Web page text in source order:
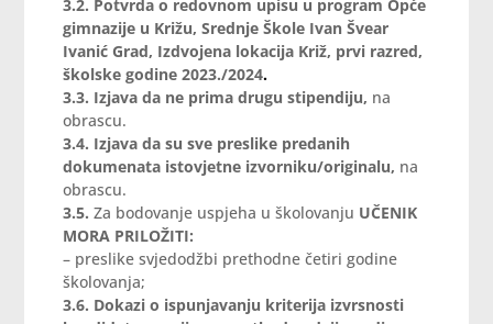
3.2. Potvrda o redovnom upisu u program Opće
gimnazije u Križu, Srednje Škole Ivan Švear
Ivanić Grad, Izdvojena lokacija Križ, prvi razred,
školske godine 2023./2024.
3.3. Izjava da ne prima drugu stipendiju, na
obrascu.
3.4. Izjava da su sve preslike predanih
dokumenata istovjetne izvorniku/originalu, na
obrascu.
3.5. Za bodovanje uspjeha u školovanju UČENIK
MORA PRILOŽITI:
– preslike svjedodžbi prethodne četiri godine
školovanja;
3.6. Dokazi o ispunjavanju kriterija izvrsnosti